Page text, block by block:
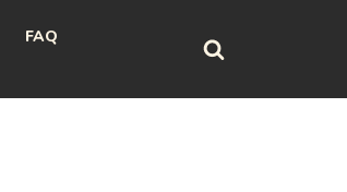
FAQ